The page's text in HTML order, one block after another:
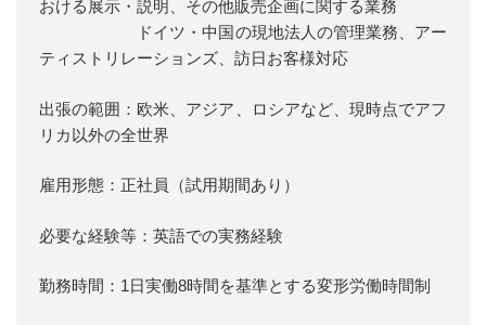
おける展示・説明、その他販売企画に関する業務
ドイツ・中国の現地法人の管理業務、アー
ティストリレーションズ、訪日お客様対応
出張の範囲：欧米、アジア、ロシアなど、現時点でアフ
リカ以外の全世界
雇用形態：正社員（試用期間あり）
必要な経験等：英語での実務経験
勤務時間：1日実働8時間を基準とする変形労働時間制